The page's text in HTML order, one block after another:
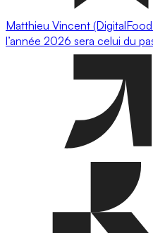
Matthieu Vincent
l’année 2026 sera celui du